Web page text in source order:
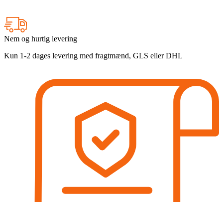
Nem og hurtig levering
Kun 1-2 dages levering med fragtmænd, GLS eller DHL